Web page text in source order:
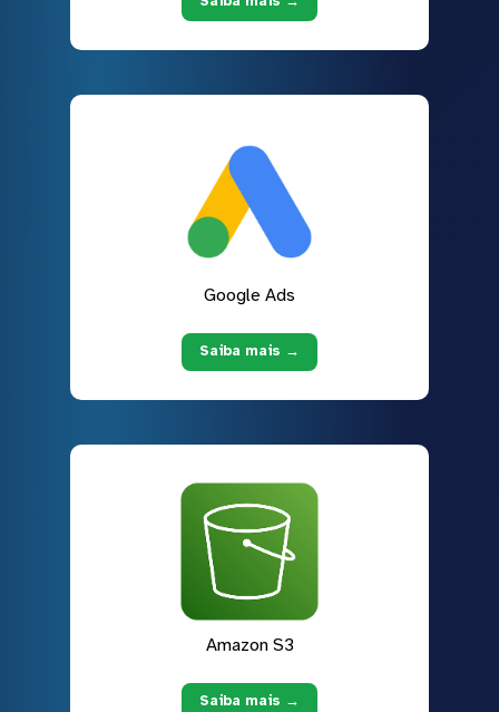
Google Ads
Saiba mais →
Amazon S3
Saiba mais →